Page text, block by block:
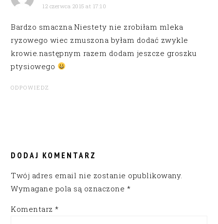
12 czerwca 2015 at 17:10
Bardzo smaczna.Niestety nie zrobiłam mleka
ryzowego wiec zmuszona byłam dodać zwykle
krowie.następnym razem dodam jeszcze groszku
ptysiowego
ODPOWIEDZ
DODAJ KOMENTARZ
Twój adres email nie zostanie opublikowany.
Wymagane pola są oznaczone *
Komentarz*